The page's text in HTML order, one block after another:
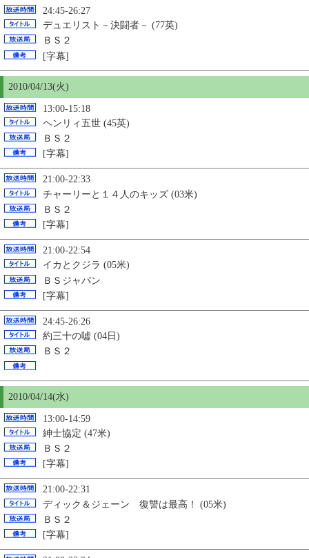
24:45-26:27
デュエリスト－決闘者－ (77英)
ＢＳ２
[字幕]
2010/04/13(火)
13:00-15:18
ヘンリィ五世 (45英)
ＢＳ２
[字幕]
21:00-22:33
チャーリーと１４人のキッズ (03米)
ＢＳ２
[字幕]
21:00-22:54
イカとクジラ (05米)
ＢＳジャパン
[字幕]
24:45-26:26
約三十の嘘 (04日)
ＢＳ２
2010/04/14(水)
13:00-14:59
紳士協定 (47米)
ＢＳ２
[字幕]
21:00-22:31
ディック＆ジェーン 復讐は最高！ (05米)
ＢＳ２
[字幕]